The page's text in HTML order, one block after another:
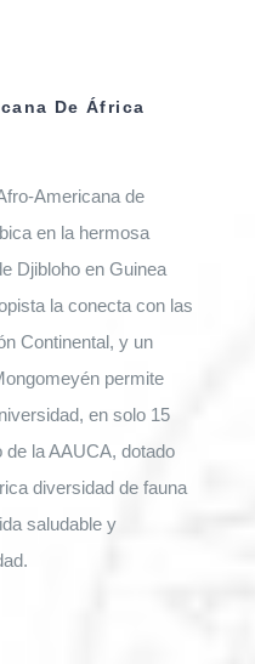
De África
Americana de
en la hermosa
Djibloho en Guinea
la conecta con las
Continental, y un
permite
en solo 15
la AAUCA, dotado
diversidad de fauna
saludable y